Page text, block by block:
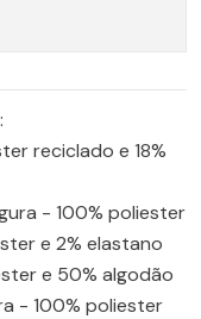
reciclado e 18%
- 100% poliester
e 2% elastano
e 50% algodão
- 100% poliester